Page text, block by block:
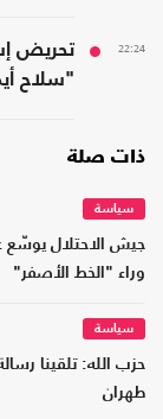
22:24
تحريض
"سلاح
ذات صلة
سياسة
جيش الاحتلال يوسّع
وراء "الخط الأصفر"
سياسة
حزب الله: تلقينا
طهران